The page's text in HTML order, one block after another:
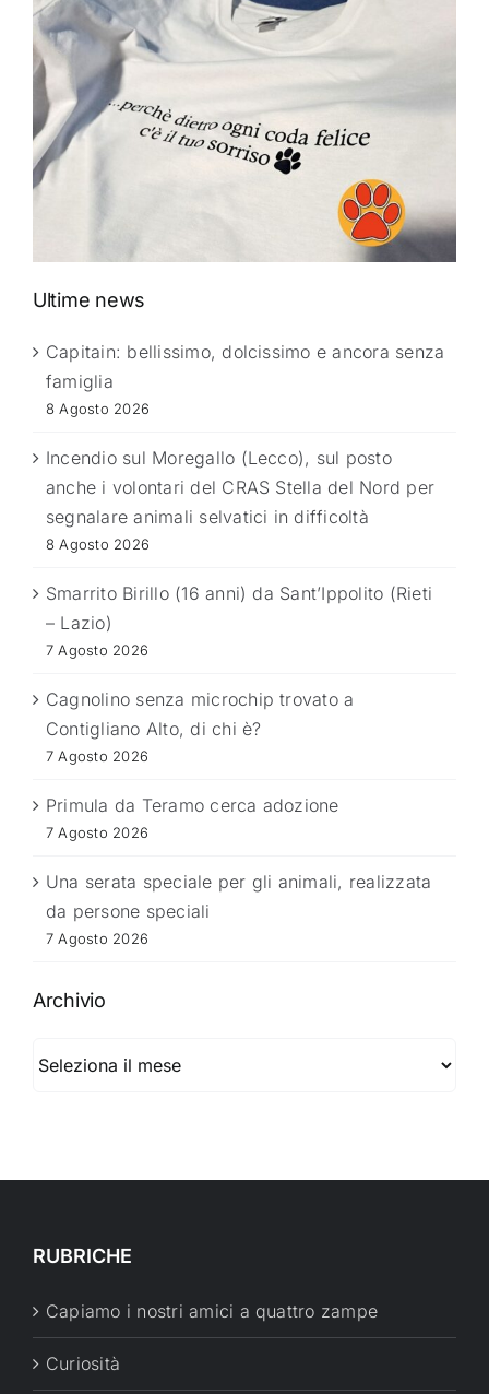
Ultime news
Capitain: bellissimo, dolcissimo e ancora senza
famiglia
8 Agosto 2026
Incendio sul Moregallo (Lecco), sul posto
anche i volontari del CRAS Stella del Nord per
segnalare animali selvatici in difficoltà
8 Agosto 2026
Smarrito Birillo (16 anni) da Sant’Ippolito (Rieti
– Lazio)
7 Agosto 2026
Cagnolino senza microchip trovato a
Contigliano Alto, di chi è?
7 Agosto 2026
Primula da Teramo cerca adozione
7 Agosto 2026
Una serata speciale per gli animali, realizzata
da persone speciali
7 Agosto 2026
Archivio
RUBRICHE
Capiamo i nostri amici a quattro zampe
Curiosità